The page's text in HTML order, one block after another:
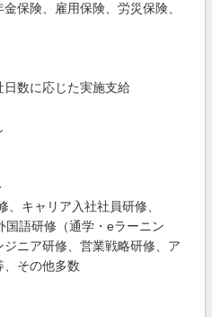
保険、雇用保険、労災保険、
数に応じた実施支給
キャリア入社社員研修、
国語研修（通学・eラーニン
ニア研修、営業戦略研修、ア
、その他多数